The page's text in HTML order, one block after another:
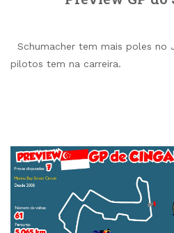
Schumacher tem mais poles no
pilotos tem na carreira.